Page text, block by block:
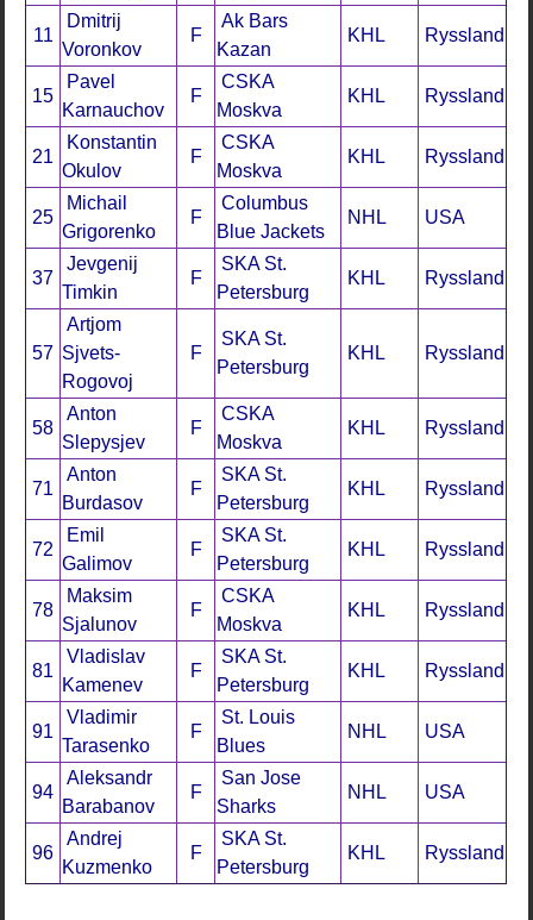
11
Dmitrij
Voronkov
F
Ak Bars
Kazan
KHL Ryssland
15
Pavel
Karnauchov
F
CSKA
Moskva
KHL Ryssland
21
Konstantin
Okulov
F
CSKA
Moskva
KHL Ryssland
25
Michail
Grigorenko
F
Columbus
Blue Jackets
NHL USA
37
Jevgenij
Timkin
F
SKA St.
Petersburg
KHL Ryssland
57
Artjom
Sjvets-
Rogovoj
F
SKA St.
Petersburg
KHL Ryssland
58
Anton
Slepysjev
F
CSKA
Moskva
KHL Ryssland
71
Anton
Burdasov
F
SKA St.
Petersburg
KHL Ryssland
72
Emil
Galimov
F
SKA St.
Petersburg
KHL Ryssland
78
Maksim
Sjalunov
F
CSKA
Moskva
KHL Ryssland
81
Vladislav
Kamenev
F
SKA St.
Petersburg
KHL Ryssland
91
Vladimir
Tarasenko
F
St. Louis
Blues
NHL USA
94
Aleksandr
Barabanov
F
San Jose
Sharks
NHL USA
96
Andrej
Kuzmenko
F
SKA St.
Petersburg
KHL Ryssland